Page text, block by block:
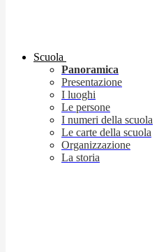
Scuola
Panoramica
Presentazione
I luoghi
Le persone
I numeri della scuola
Le carte della scuola
Organizzazione
La storia